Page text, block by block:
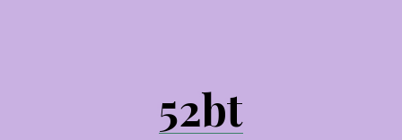
52bt